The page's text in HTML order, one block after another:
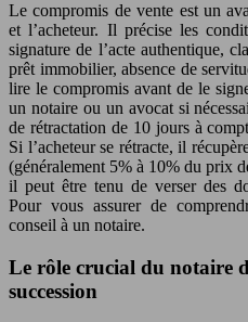
Le compromis de vente est un
et l’acheteur. Il précise les
signature de l’acte authentique,
prêt immobilier, absence de
lire le compromis avant de le
un notaire ou un avocat si
de rétractation de 10 jours à
Si l’acheteur se rétracte, il
(généralement 5% à 10% du prix
il peut être tenu de verser des
Pour vous assurer de
conseil à un notaire.
Le rôle crucial du notaire
succession